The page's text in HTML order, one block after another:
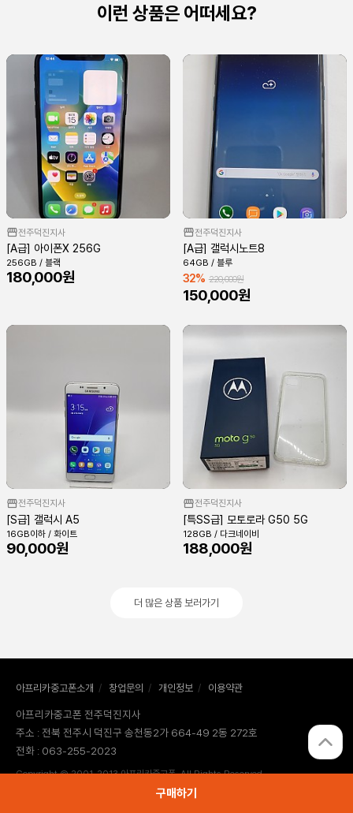
구매하기
이런 상품은 어떠세요?
전주덕진지사
[A급] 아이폰X 256G
256GB / 블랙
180,000원
전주덕진지사
[A급] 갤럭시노트8
64GB / 블루
32% 220,000원
150,000원
전주덕진지사
[S급] 갤럭시 A5
16GB이하 / 화이트
90,000원
전주덕진지사
[특SS급] 모토로라 G50 5G
128GB / 다크네이비
188,000원
더 많은 상품 보러가기
아프리카중고폰소개 / 창업문의 / 개인정보 / 이용약관
아프리카중고폰 전주덕진지사
주소 : 전북 전주시 덕진구 송천동2가 664-49 2동 272호
전화 : 063-255-2023
Copyright © 2001-2013 아프리카중고폰. All Rights Reserved.